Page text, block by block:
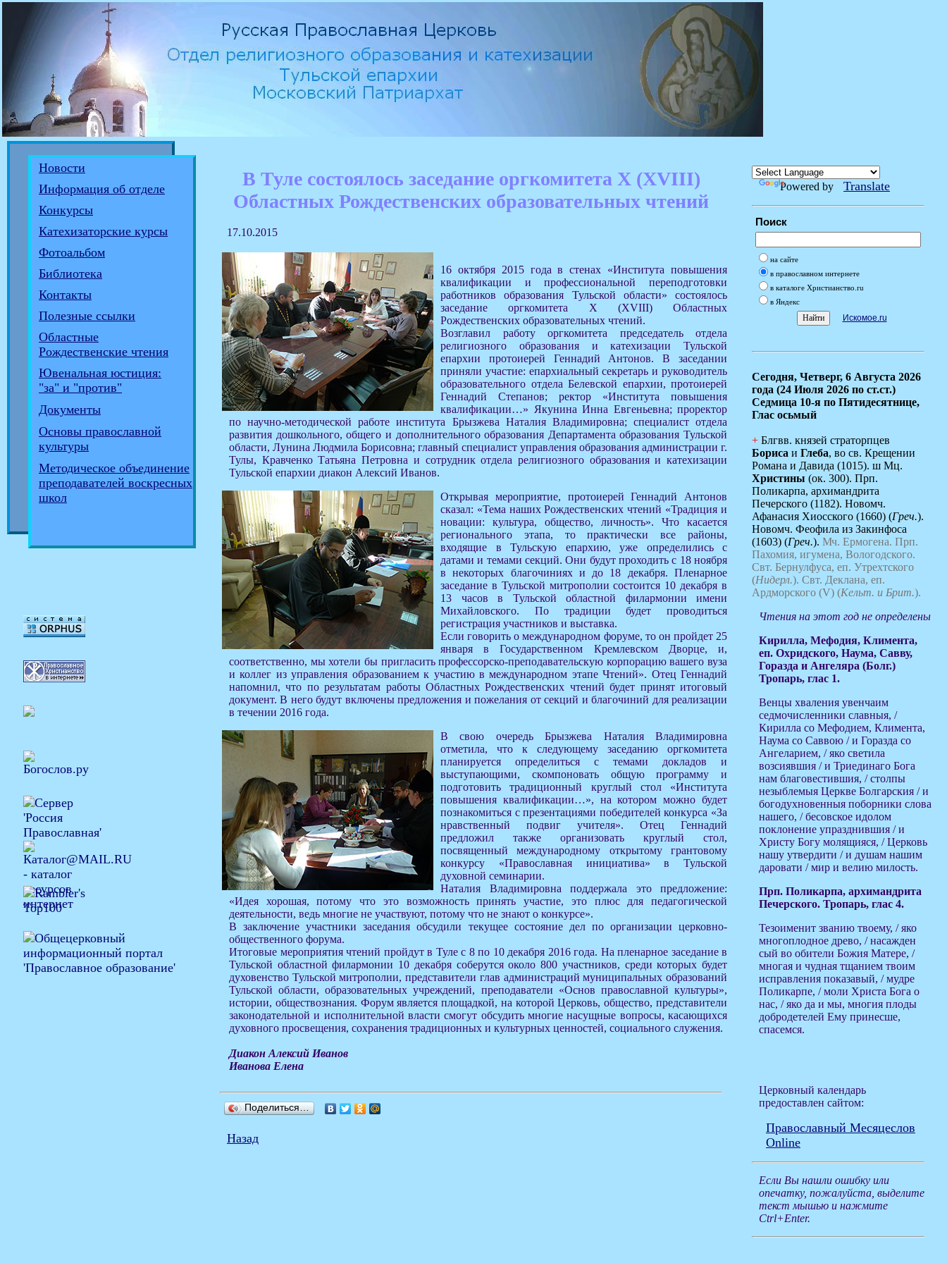
Новости
Информация об отделе
Конкурсы
Катехизаторские курсы
Фотоальбом
Библиотека
Контакты
Полезные ссылки
Областные
Рождественские чтения
Ювенальная юстиция:
"за" и "против"
Документы
Основы православной
культуры
Методическое объединение
преподавателей воскресных
школ
В Туле состоялось заседание оргкомитета Х (XVIII)
Областных Рождественских образовательных чтений
17.10.2015
16 октября 2015 года в стенах «Института повышения
квалификации и профессиональной переподготовки
работников образования Тульской области» состоялось
заседание оргкомитета Х (XVIII) Областных
Рождественских образовательных чтений.
Возглавил работу оргкомитета председатель отдела
религиозного образования и катехизации Тульской
епархии протоиерей Геннадий Антонов. В заседании
приняли участие: епархиальный секретарь и руководитель
образовательного отдела Белевской епархии, протоиерей
Геннадий Степанов; ректор «Института повышения
квалификации…» Якунина Инна Евгеньевна; проректор
по научно-методической работе института Брызжева Наталия Владимировна; специалист отдела
развития дошкольного, общего и дополнительного образования Департамента образования Тульской
области, Лунина Людмила Борисовна; главный специалист управления образования администрации г.
Тулы, Кравченко Татьяна Петровна и сотрудник отдела религиозного образования и катехизации
Тульской епархии диакон Алексий Иванов.
Открывая мероприятие, протоиерей Геннадий Антонов
сказал: «Тема наших Рождественских чтений «Традиция и
новации: культура, общество, личность». Что касается
регионального этапа, то практически все районы,
входящие в Тульскую епархию, уже определились с
датами и темами секций. Они будут проходить с 18 ноября
в некоторых благочиниях и до 18 декабря. Пленарное
заседание в Тульской митрополии состоится 10 декабря в
13 часов в Тульской областной филармонии имени
Михайловского. По традиции будет проводиться
регистрация участников и выставка.
Если говорить о международном форуме, то он пройдет 25
января в Государственном Кремлевском Дворце, и,
соответственно, мы хотели бы пригласить профессорско-преподавательскую корпорацию вашего вуза
и коллег из управления образованием к участию в международном этапе Чтений». Отец Геннадий
напомнил, что по результатам работы Областных Рождественских чтений будет принят итоговый
документ. В него будут включены предложения и пожелания от секций и благочиний для реализации
в течении 2016 года.
В свою очередь Брызжева Наталия Владимировна
отметила, что к следующему заседанию оргкомитета
планируется определиться с темами докладов и
выступающими, скомпоновать общую программу и
подготовить традиционный круглый стол «Института
повышения квалификации…», на котором можно будет
познакомиться с презентациями победителей конкурса «За
нравственный подвиг учителя». Отец Геннадий
предложил также организовать круглый стол,
посвященный международному открытому грантовому
конкурсу «Православная инициатива» в Тульской
духовной семинарии.
Наталия Владимировна поддержала это предложение:
«Идея хорошая, потому что это возможность принять участие, это плюс для педагогической
деятельности, ведь многие не участвуют, потому что не знают о конкурсе».
В заключение участники заседания обсудили текущее состояние дел по организации церковно-
общественного форума.
Итоговые мероприятия чтений пройдут в Туле с 8 по 10 декабря 2016 года. На пленарное заседание в
Тульской областной филармонии 10 декабря соберутся около 800 участников, среди которых будет
духовенство Тульской митрополии, представители глав администраций муниципальных образований
Тульской области, образовательных учреждений, преподаватели «Основ православной культуры»,
истории, обществознания. Форум является площадкой, на которой Церковь, общество, представители
законодательной и исполнительной власти смогут обсудить многие насущные вопросы, касающихся
духовного просвещения, сохранения традиционных и культурных ценностей, социального служения.
Диакон Алексий Иванов
Иванова Елена
Поделиться…
Назад
Powered by Translate
Поиск
на сайте
в православном интернете
в каталоге Христианство.ru
в Яндекс
Искомое.ru
Сегодня, Четверг, 6 Августа 2026
года (24 Июля 2026 по ст.ст.)
Седмица 10-я по Пятидесятнице,
Глас осьмый
+ Блгвв. князей страторпцев
Бориса и Глеба, во св. Крещении
Романа и Давида (1015). ш Мц.
Христины (ок. 300). Прп.
Поликарпа, архимандрита
Печерского (1182). Новомч.
Афанасия Хиосского (1660) (Греч.).
Новомч. Феофила из Закинфоса
(1603) (Греч.). Мч. Ермогена. Прп.
Пахомия, игумена, Вологодского.
Свт. Бернулфуса, еп. Утрехтского
(Нидерл.). Свт. Деклана, еп.
Ардморского (V) (Кельт. и Брит.).
Чтения на этот год не определены
Кирилла, Мефодия, Климента,
еп. Охридского, Наума, Савву,
Горазда и Ангеляра (Болг.)
Тропарь, глас 1.
Венцы хваления увенчаим
седмочисленники славныя, /
Кирилла со Мефодием, Климента,
Наума со Саввою / и Горазда со
Ангеларием, / яко светила
возсиявшия / и Триединаго Бога
нам благовестившия, / столпы
незыблемыя Церкве Болгарския / и
богодухновенныя поборники слова
нашего, / бесовское идолом
поклонение упразднившия / и
Христу Богу молящияся, / Церковь
нашу утвердити / и душам нашим
даровати / мир и велию милость.
Прп. Поликарпа, архимандрита
Печерского. Тропарь, глас 4.
Тезоименит званию твоему, / яко
многоплодное древо, / насажден
сый во обители Божия Матере, /
многая и чудная тщанием твоим
исправления показавый, / мудре
Поликарпе, / моли Христа Бога о
нас, / яко да и мы, многия плоды
добродетелей Ему принесше,
спасемся.
Церковный календарь
предоставлен сайтом:
Православный Месяцеслов
Online
Если Вы нашли ошибку или
опечатку, пожалуйста, выделите
текст мышью и нажмите
Ctrl+Enter.